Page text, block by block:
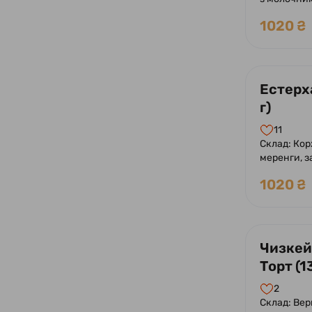
молочного
1020 ₴
г)
11
Склад:
меренги,
мигдалю.
1020 ₴
Торт
2
Склад: